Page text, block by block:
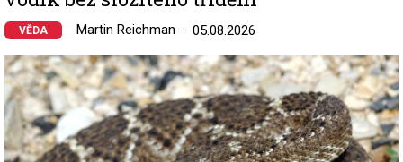
VĚDA Martin Reichman 05.08.2026
Image